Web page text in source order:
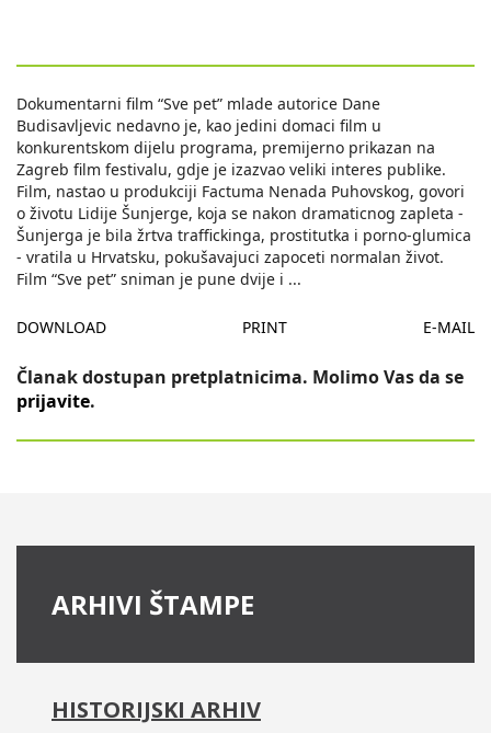
Dokumentarni film “Sve pet” mlade autorice Dane
Budisavljevic nedavno je, kao jedini domaci film u
konkurentskom dijelu programa, premijerno prikazan na
Zagreb film festivalu, gdje je izazvao veliki interes publike.
Film, nastao u produkciji Factuma Nenada Puhovskog, govori
o životu Lidije Šunjerge, koja se nakon dramaticnog zapleta -
Šunjerga je bila žrtva traffickinga, prostitutka i porno-glumica
- vratila u Hrvatsku, pokušavajuci zapoceti normalan život.
Film “Sve pet” sniman je pune dvije i ...
DOWNLOAD PRINT E-MAIL
Članak dostupan pretplatnicima. Molimo Vas da se
prijavite.
ARHIVI ŠTAMPE
HISTORIJSKI ARHIV